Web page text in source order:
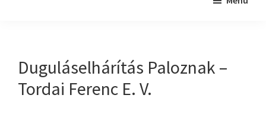
Duguláselhárítás Paloznak –
Tordai Ferenc E. V.